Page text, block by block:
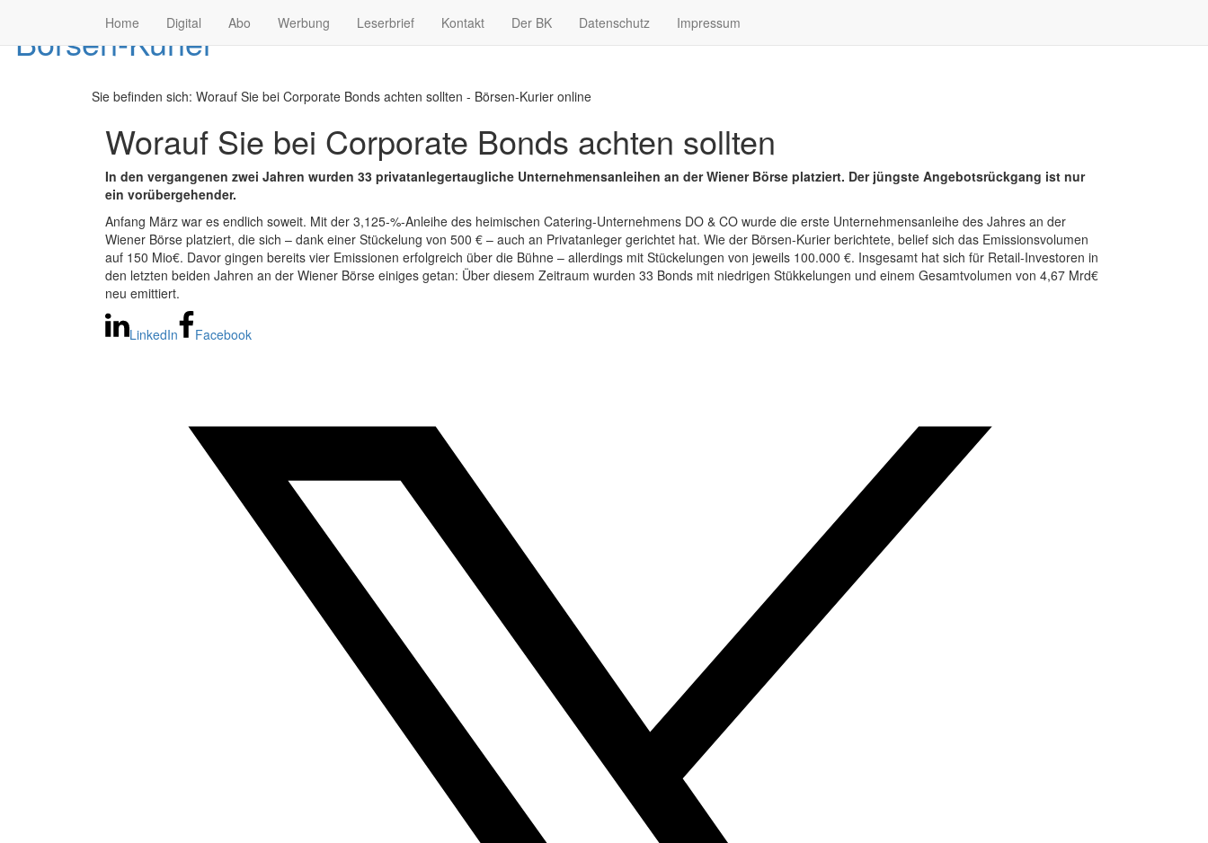
Home Digital Abo Werbung Leserbrief Kontakt Der BK Datenschutz Impressum
Sie befinden sich: Worauf Sie bei Corporate Bonds achten sollten - Börsen-Kurier online
Worauf Sie bei Corporate Bonds achten sollten
In den vergangenen zwei Jahren wurden 33 privatanlegertaugliche Unternehmensanleihen an der Wiener Börse platziert. Der jüngste Angebotsrückgang ist nur
ein vorübergehender.
Anfang März war es endlich soweit. Mit der 3,125-%-Anleihe des heimischen Catering-Unternehmens DO & CO wurde die erste Unternehmensanleihe des Jahres an der
Wiener Börse platziert, die sich – dank einer Stückelung von 500 € – auch an Privatanleger gerichtet hat. Wie der Börsen-Kurier berichtete, belief sich das Emissionsvolumen
auf 150 Mio€. Davor gingen bereits vier Emissionen erfolgreich über die Bühne – allerdings mit Stückelungen von jeweils 100.000 €. Insgesamt hat sich für Retail-Investoren in
den letzten beiden Jahren an der Wiener Börse einiges getan: Über diesem Zeitraum wurden 33 Bonds mit niedrigen Stükkelungen und einem Gesamtvolumen von 4,67 Mrd€
neu emittiert.
LinkedIn Facebook